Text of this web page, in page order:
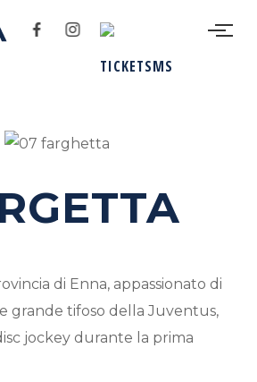
di Enna, appassionato di
grande tifoso della Juventus,
jockey durante la prima